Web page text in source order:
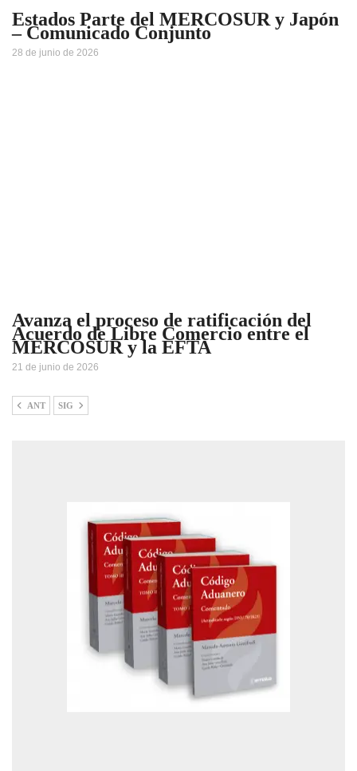
Estados Parte del MERCOSUR y Japón
– Comunicado Conjunto
28 de junio de 2026
Avanza el proceso de ratificación del
Acuerdo de Libre Comercio entre el
MERCOSUR y la EFTA
21 de junio de 2026
ANT SIG